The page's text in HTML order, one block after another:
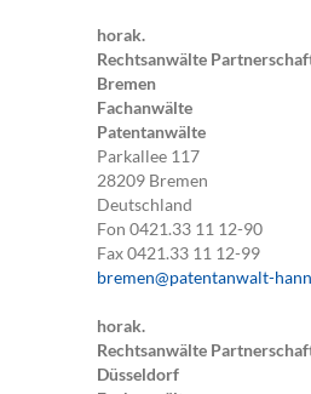
horak.
Rechtsanwälte
Bremen
Fachanwälte
Patentanwälte
Parkallee 117
28209 Bremen
Deutschland
Fon0421.33 11 12-90
Fax0421.33 11 12-99
bremen@patentanwalt-
horak.
Rechtsanwälte
Düsseldorf